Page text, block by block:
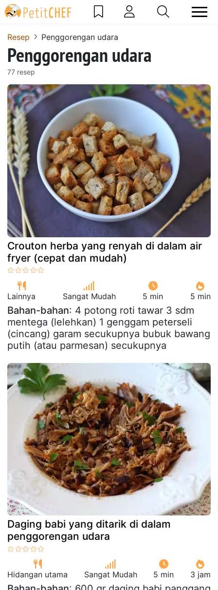
Resep Penggorengan udara
Penggorengan udara
77 resep
Crouton herba yang renyah di dalam air
fryer (cepat dan mudah)
Lainnya Sangat Mudah 5 min 5 min
Bahan-bahan: 4 potong roti tawar 3 sdm
mentega (lelehkan) 1 genggam peterseli
(cincang) garam secukupnya bubuk bawang
putih (atau parmesan) secukupnya
Daging babi yang ditarik di dalam
penggorengan udara
Hidangan utama Sangat Mudah 5 min 3 jam